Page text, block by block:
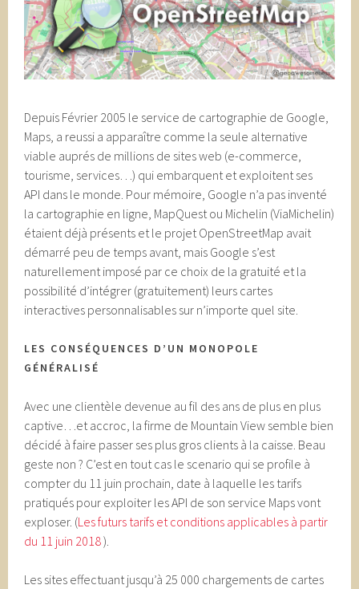
Depuis Février 2005 le service de cartographie de Google,
Maps, a reussi a apparaître comme la seule alternative
viable auprés de millions de sites web (e-commerce,
tourisme, services…) qui embarquent et exploitent ses
API dans le monde. Pour mémoire, Google n’a pas inventé
la cartographie en ligne, MapQuest ou Michelin (ViaMichelin)
étaient déjà présents et le projet OpenStreetMap avait
démarré peu de temps avant, mais Google s’est
naturellement imposé par ce choix de la gratuité et la
possibilité d’intégrer (gratuitement) leurs cartes
interactives personnalisables sur n’importe quel site.
LES CONSÉQUENCES D’UN MONOPOLE
GÉNÉRALISÉ
Avec une clientèle devenue au fil des ans de plus en plus
captive…et accroc, la firme de Mountain View semble bien
décidé à faire passer ses plus gros clients à la caisse. Beau
geste non ? C’est en tout cas le scenario qui se profile à
compter du 11 juin prochain, date à laquelle les tarifs
pratiqués pour exploiter les API de son service Maps vont
exploser. (Les futurs tarifs et conditions applicables à partir
du 11 juin 2018).
Les sites effectuant jusqu’à 25 000 chargements de cartes